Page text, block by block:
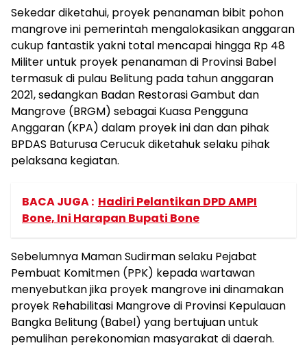
Sekedar diketahui, proyek penanaman bibit pohon
mangrove ini pemerintah mengalokasikan anggaran
cukup fantastik yakni total mencapai hingga Rp 48
Militer untuk proyek penanaman di Provinsi Babel
termasuk di pulau Belitung pada tahun anggaran
2021, sedangkan Badan Restorasi Gambut dan
Mangrove (BRGM) sebagai Kuasa Pengguna
Anggaran (KPA) dalam proyek ini dan dan pihak
BPDAS Baturusa Cerucuk diketahuk selaku pihak
pelaksana kegiatan.
BACA JUGA : Hadiri Pelantikan DPD AMPI
Bone, Ini Harapan Bupati Bone
Sebelumnya Maman Sudirman selaku Pejabat
Pembuat Komitmen (PPK) kepada wartawan
menyebutkan jika proyek mangrove ini dinamakan
proyek Rehabilitasi Mangrove di Provinsi Kepulauan
Bangka Belitung (Babel) yang bertujuan untuk
pemulihan perekonomian masyarakat di daerah.